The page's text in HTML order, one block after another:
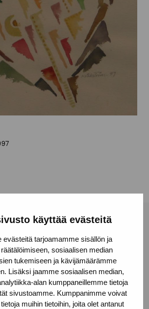
käyttää evästeitä
evästeitä tarjoamamme sisällön ja
sosiaalisen median
tukemiseen ja kävijämäärämme
Lisäksi jaamme sosiaalisen median,
alan kumppaneillemme tietoja
sivustoamme. Kumppanimme voivat
muihin tietoihin, joita olet antanut
Pro Artibus
11